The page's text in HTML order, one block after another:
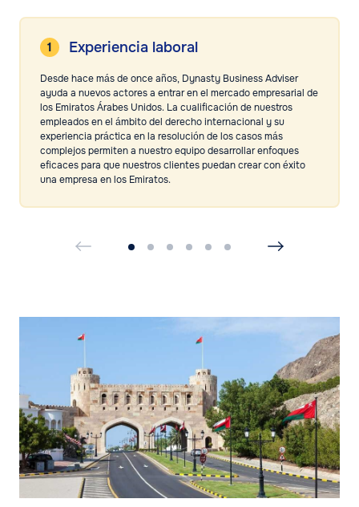
Experiencia laboral
Desde hace más de once años, Dynasty Business Adviser
ayuda a nuevos actores a entrar en el mercado empresarial de
los Emiratos Árabes Unidos. La cualificación de nuestros
empleados en el ámbito del derecho internacional y su
experiencia práctica en la resolución de los casos más
complejos permiten a nuestro equipo desarrollar enfoques
eficaces para que nuestros clientes puedan crear con éxito
una empresa en los Emiratos.